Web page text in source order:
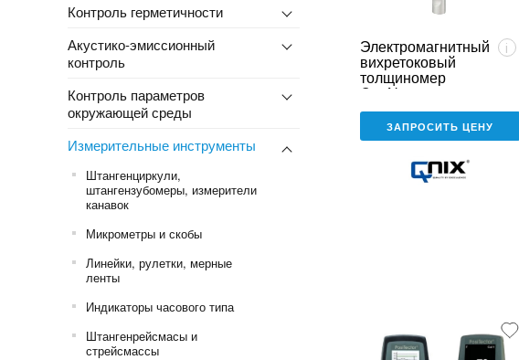
Контроль герметичности
Акустико-эмиссионный
контроль
Контроль параметров
окружающей среды
Измерительные инструменты
Штангенциркули,
штангензубомеры, измерители
канавок
Микрометры и скобы
Линейки, рулетки, мерные
ленты
Индикаторы часового типа
Штангенрейсмасы и
стрейсмассы
Электромагнитный
вихретоковый
толщиномер
QuaNix 8500
Premium
i
ЗАПРОСИТЬ ЦЕНУ